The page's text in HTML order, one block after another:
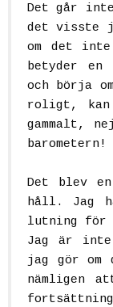
Det går
det visste
om det
betyder en
och börja
roligt, kan
gammalt,
barometern!
Det blev
håll. Jag
lutning för
Jag är inte
jag gör om
nämligen